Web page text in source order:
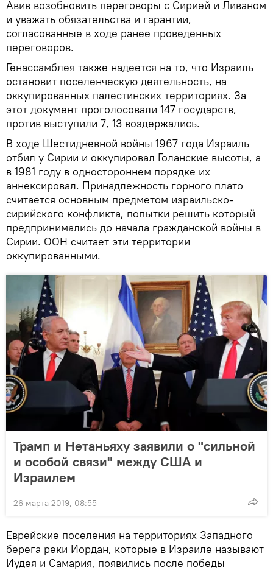
Авив возобновить переговоры с Сирией и Ливаном
и уважать обязательства и гарантии,
согласованные в ходе ранее проведенных
переговоров.
Генассамблея также надеется на то, что Израиль
остановит поселенческую деятельность, на
оккупированных палестинских территориях. За
этот документ проголосовали 147 государств,
против выступили 7, 13 воздержались.
В ходе Шестидневной войны 1967 года Израиль
отбил у Сирии и оккупировал Голанские высоты, а
в 1981 году в одностороннем порядке их
аннексировал. Принадлежность горного плато
считается основным предметом израильско-
сирийского конфликта, попытки решить который
предпринимались до начала гражданской войны в
Сирии. ООН считает эти территории
оккупированными.
Трамп и Нетаньяху заявили о "сильной
и особой связи" между США и
Израилем
26 марта 2019, 08:55
Еврейские поселения на территориях Западного
берега реки Иордан, которые в Израиле называют
Иудея и Самария, появились после победы